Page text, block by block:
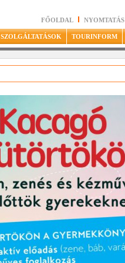
FŐOLDAL NYOMTATÁS
SZOLGÁLTATÁSOK TOURINFORM